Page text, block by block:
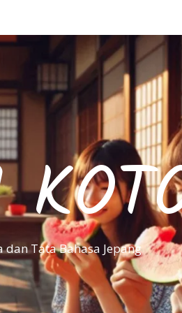
dan Tata Bahasa Jepang